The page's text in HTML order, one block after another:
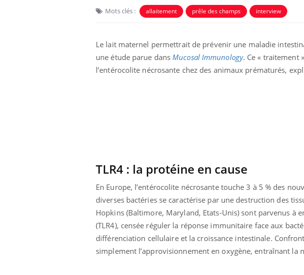
Mots clés : allaitement prêle des champs interview
Le lait maternel permettrait de prévenir une maladie
une étude parue dans Mucosal Immunology. Ce « traitement
l’entérocolite nécrosante chez des animaux prématurés,
TLR4 : la protéine en cause
En Europe, l’entérocolite nécrosante touche 3 à 5 % des
diverses bactéries se caractérise par une destruction des
Hopkins (Baltimore, Maryland, Etats-Unis) sont parvenus à
(TLR4), censée réguler la réponse immunitaire face aux
différenciation cellulaire et la croissance intestinale.
simplement l’approvisionnement en oxygène, entraînant la